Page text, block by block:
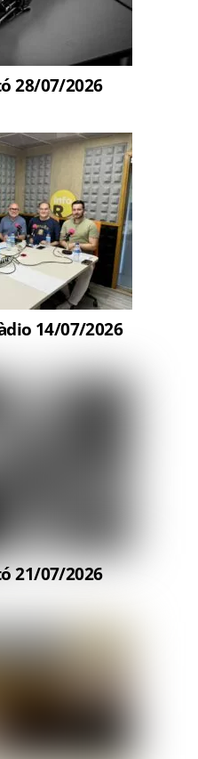
28/07/2026
14/07/2026
21/07/2026